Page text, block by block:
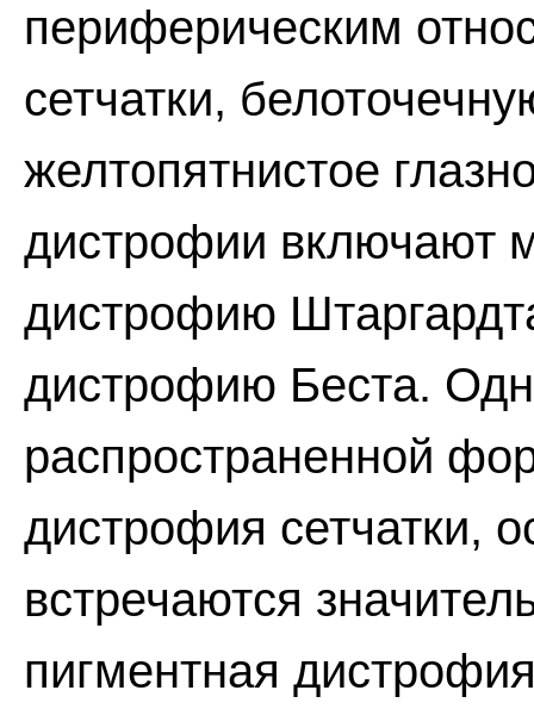
периферическим
сетчатки,
желтопятнистое
дистрофии включают
дистрофию
дистрофию Беста.
распространенной
дистрофия сетчатки,
встречаются
пигментная